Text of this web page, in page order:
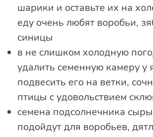
шарики и оставьте их на
еду очень любят воробьи,
синицы
в не слишком холодную
удалить семенную камеру у
подвесить его на ветки,
птицы с удовольствием
семена подсолнечника
подойдут для воробьев,